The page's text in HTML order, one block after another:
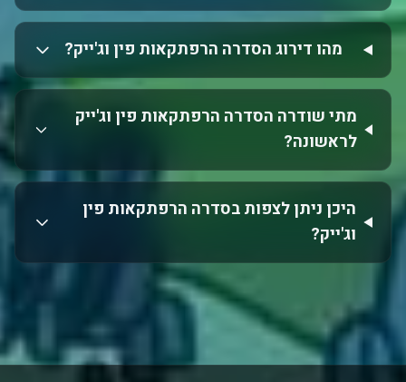
מהו דירוג הסדרה הרפתקאות פין וג'ייק?
מתי שודרה הסדרה הרפתקאות פין וג'ייק
לראשונה?
היכן ניתן לצפות בסדרה הרפתקאות פין
וג'ייק?